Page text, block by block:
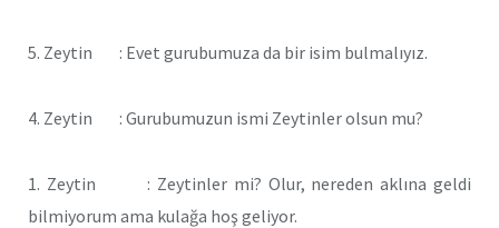
5. Zeytin : Evet gurubumuza da bir isim bulmalıyız.
4. Zeytin : Gurubumuzun ismi Zeytinler olsun mu?
1. Zeytin : Zeytinler mi? Olur, nereden aklına geldi
bilmiyorum ama kulağa hoş geliyor.